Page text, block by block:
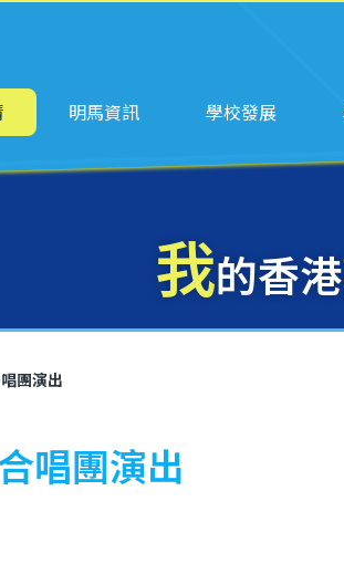
明馬資訊 學校發展
我的香
團演出
唱團演出